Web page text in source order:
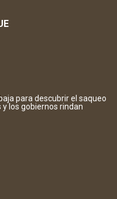
para descubrir el saqueo
los gobiernos rindan